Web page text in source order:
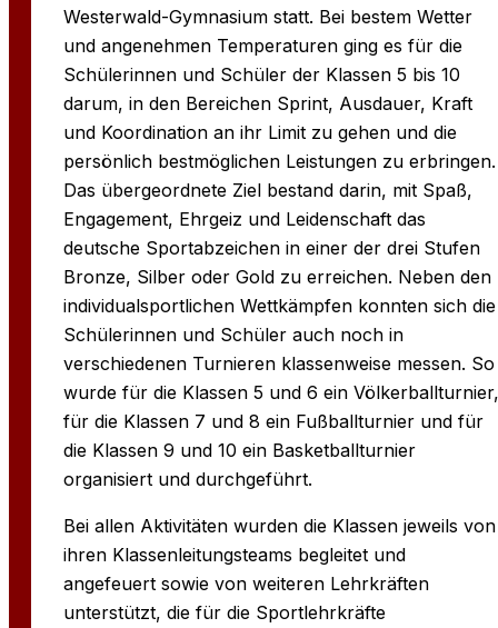
Westerwald-Gymnasium statt. Bei bestem Wetter
und angenehmen Temperaturen ging es für die
Schülerinnen und Schüler der Klassen 5 bis 10
darum, in den Bereichen Sprint, Ausdauer, Kraft
und Koordination an ihr Limit zu gehen und die
persönlich bestmöglichen Leistungen zu erbringen.
Das übergeordnete Ziel bestand darin, mit Spaß,
Engagement, Ehrgeiz und Leidenschaft das
deutsche Sportabzeichen in einer der drei Stufen
Bronze, Silber oder Gold zu erreichen. Neben den
individualsportlichen Wettkämpfen konnten sich die
Schülerinnen und Schüler auch noch in
verschiedenen Turnieren klassenweise messen. So
wurde für die Klassen 5 und 6 ein Völkerballturnier,
für die Klassen 7 und 8 ein Fußballturnier und für
die Klassen 9 und 10 ein Basketballturnier
organisiert und durchgeführt.
Bei allen Aktivitäten wurden die Klassen jeweils von
ihren Klassenleitungsteams begleitet und
angefeuert sowie von weiteren Lehrkräften
unterstützt, die für die Sportlehrkräfte